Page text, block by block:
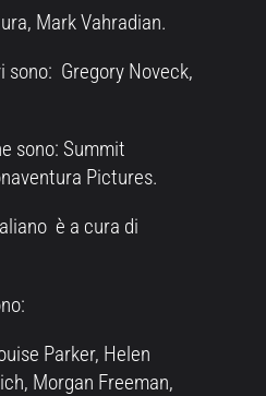
Mark Vahradian.
Gregory Noveck,
sono: Summit
Pictures.
è a cura di
Parker, Helen
Morgan Freeman,